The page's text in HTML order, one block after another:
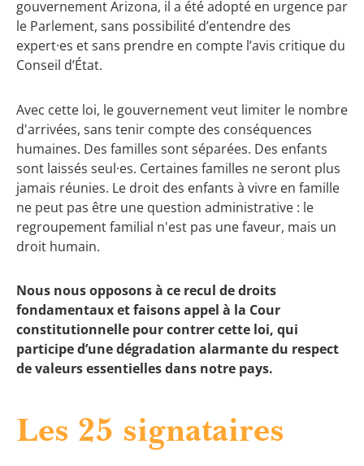
gouvernement Arizona, il a été adopté en urgence par
le Parlement, sans possibilité d’entendre des
expert·es et sans prendre en compte l’avis critique du
Conseil d’État.
Avec cette loi, le gouvernement veut limiter le nombre
d'arrivées, sans tenir compte des conséquences
humaines. Des familles sont séparées. Des enfants
sont laissés seul·es. Certaines familles ne seront plus
jamais réunies. Le droit des enfants à vivre en famille
ne peut pas être une question administrative : le
regroupement familial n'est pas une faveur, mais un
droit humain.
Nous nous opposons à ce recul de droits
fondamentaux et faisons appel à la Cour
constitutionnelle pour contrer cette loi, qui
participe d’une dégradation alarmante du respect
de valeurs essentielles dans notre pays.
Les 25 signataires